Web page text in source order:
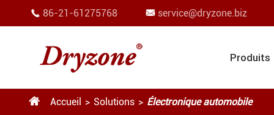
 86-21-61275768  service@dryzone.biz
Produits
 Accueil Solutions Électronique automobile